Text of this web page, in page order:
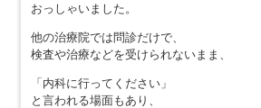
おっしゃいました。
他の治療院では問診だけで、
検査や治療などを受けられないまま、
「内科に行ってください」
と言われる場面もあり、